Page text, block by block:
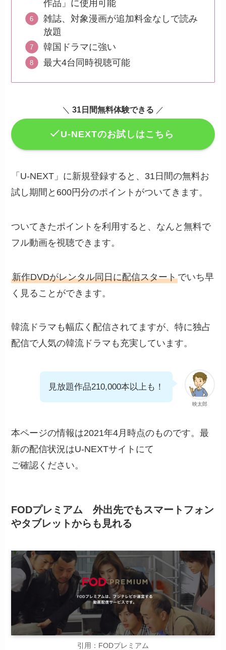
作品」に使用可能
雑誌、対象漫画が追加料金なしで読み
放題
韓国ドラマに強い
最大4台同時視聴可能
＼ 31日間無料体験できる ／
U-NEXTのお試しはこちら
「U-NEXT」に新規登録すると、31日間の無料お
試し期間と600円分のポイントがついてきます。
ついてきたポイントを利用すると、なんと無料で
フル動画を視聴できます。
新作DVDがレンタル同日に配信スタートでいち早
く見ることができます。
韓流ドラマも幅広く配信されてますが、特に独占
配信で人気の韓流ドラマも充実しています。
映太郎
見放題作品210,000本以上も！
本ページの情報は2021年4月時点のものです。最
新の配信状況はU-NEXTサイトにて
ご確認ください。
FODプレミアム 外出先でもスマートフォン
やタブレットからも見れる
引用：FODプレミアム